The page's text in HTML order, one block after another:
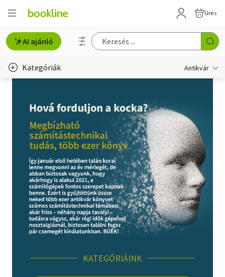
Üres
AI ajánló
Kategóriák Antikvár
Régi képeslap
Életmód, egészség
Erotika
Gyermek- és ifjúsági
Hobbi, szabadidő
Idegen nyelvű
KATEGÓRIÁINK